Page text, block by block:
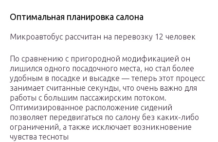
Оптимальная планировка салона
Микроавтобус рассчитан на перевозку 12 человек
По сравнению с пригородной модификацией он
лишился одного посадочного места, но стал более
удобным в посадке и высадке — теперь этот процесс
занимает считанные секунды, что очень важно для
работы с большим пассажирским потоком.
Оптимизированное расположение сидений
позволяет передвигаться по салону без каких-либо
ограничений, а также исключает возникновение
чувства тесноты